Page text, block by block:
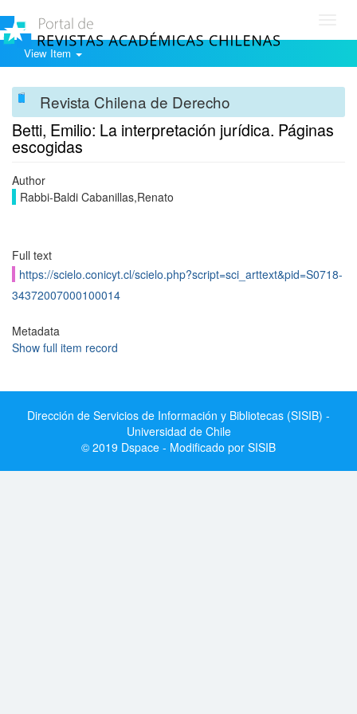
View Item
Revista Chilena de Derecho
Betti, Emilio: La interpretación jurídica. Páginas
escogidas
Author
Rabbi-Baldi Cabanillas,Renato
Full text
https://scielo.conicyt.cl/scielo.php?script=sci_arttext&pid=S0718-
34372007000100014
Metadata
Show full item record
Dirección de Servicios de Información y Bibliotecas (SISIB) -
Universidad de Chile
© 2019 Dspace - Modificado por SISIB